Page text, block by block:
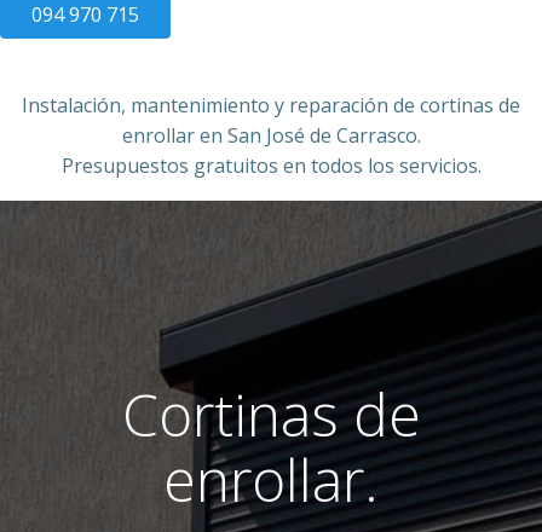
094 970 715
Instalación, mantenimiento y reparación de cortinas de
enrollar en San José de Carrasco.
Presupuestos gratuitos en todos los servicios.
Cortinas de
enrollar.